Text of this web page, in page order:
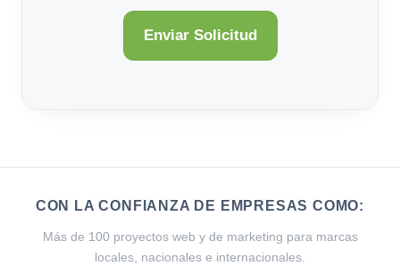
CON LA CONFIANZA DE EMPRESAS COMO:
Más de 100 proyectos web y de marketing para marcas
locales, nacionales e internacionales.